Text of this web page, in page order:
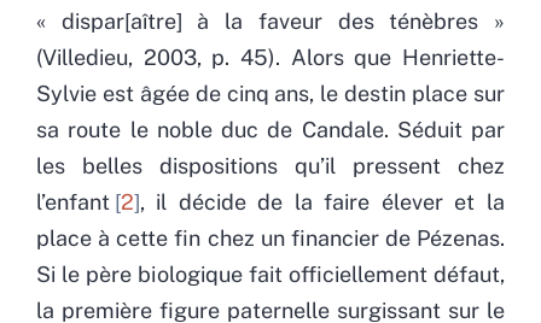
« dispar[aître] à la faveur des ténèbres »
(Villedieu, 2003, p. 45). Alors que Henriette-
Sylvie est âgée de cinq ans, le destin place sur
sa route le noble duc de Candale. Séduit par
les belles dispositions qu’il pressent chez
l’enfant 2 , il décide de la faire élever et la
place à cette fin chez un financier de Pézenas.
Si le père biologique fait officiellement défaut,
la première figure paternelle surgissant sur le